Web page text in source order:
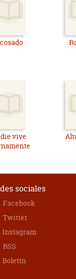
vive
sociales
Facebook
Twitter
Instagram
RSS
Boletín